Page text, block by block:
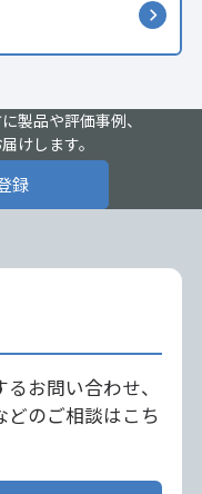
製品や評価事例、
けします。
録
お問い合わせ、
のご相談はこち